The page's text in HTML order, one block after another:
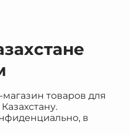
товаров для
в